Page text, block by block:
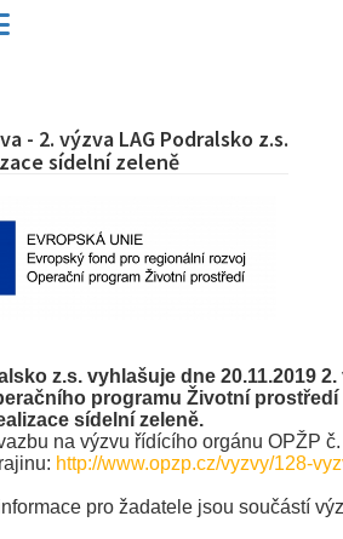
- 2. výzva LAG Podralsko z.s.
sídelní zeleně
z.s. vyhlašuje dne 20.11.2019
programu Životní prostředí
sídelní zeleně.
na výzvu řídícího orgánu OPŽP
http://www.opzp.cz/vyzvy/128-
pro žadatele jsou součástí